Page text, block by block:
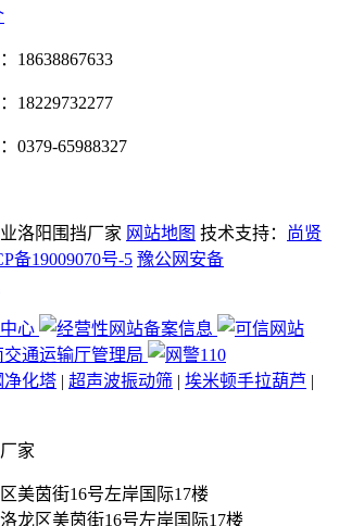
18638867633
18229732277
0379-65988327
洛阳围挡厂家 网站地图 技术支持：
尚贤
备19009070号-5 豫公网安备
净化塔 | 超声波振动筛 | 埃米顿手拉葫芦 |
家
美茵街16号左岸国际17楼
龙区美茵街16号左岸国际17楼